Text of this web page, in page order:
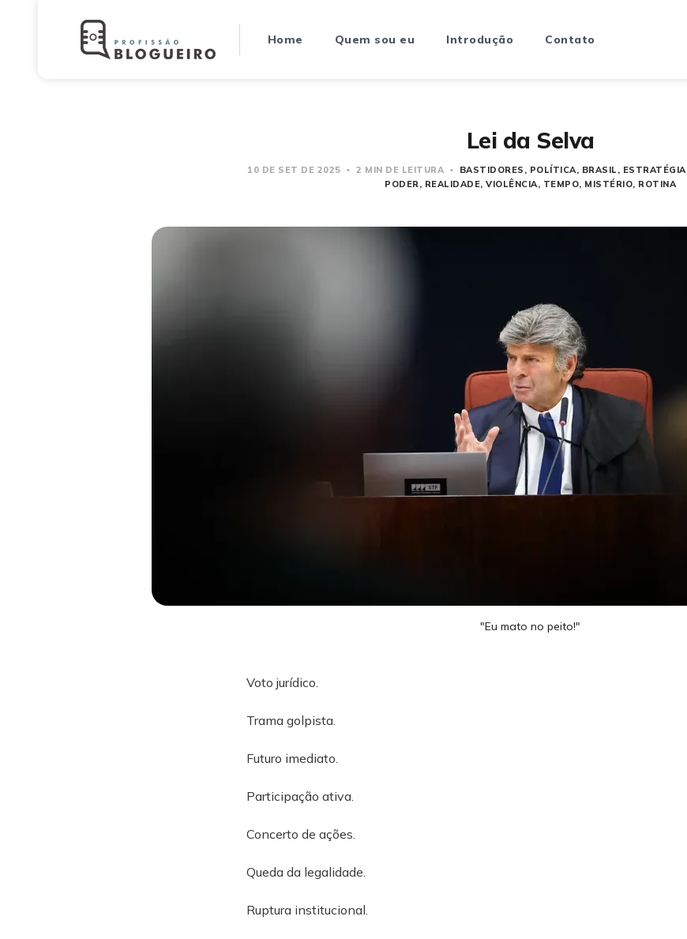
Home Quem sou eu Introdução Contato
Lei da Selva
10 DE SET DE 2025 2 MIN DE LEITURA BASTIDORES POLÍTICA BRASIL ESTRATÉGIA
PODER
REALIDADE VIOLÊNCIA TEMPO MISTÉRIO ROTINA
"Eu mato no peito!"
Voto jurídico.
Trama golpista.
Futuro imediato.
Participação ativa.
Concerto de ações.
Queda da legalidade.
Ruptura institucional.